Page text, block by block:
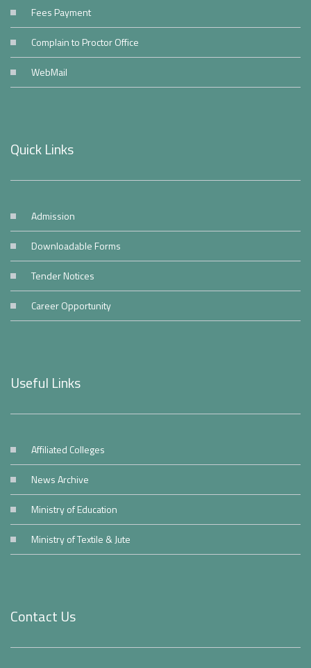
Fees Payment
Complain to Proctor Office
WebMail
Quick Links
Admission
Downloadable Forms
Tender Notices
Career Opportunity
Useful Links
Affiliated Colleges
News Archive
Ministry of Education
Ministry of Textile & Jute
Contact Us